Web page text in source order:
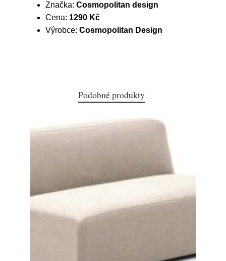
Značka: Cosmopolitan design
Cena: 1290 Kč
Výrobce: Cosmopolitan Design
Podobné produkty